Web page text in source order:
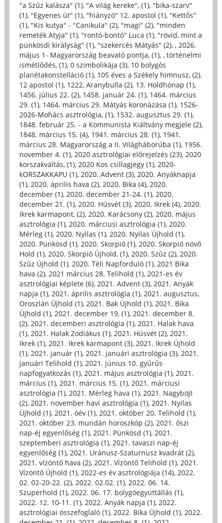
"a Szűz kalásza" (1), "A világ kereke", (1), "bika-szarv"
(1), "Egyenes út" (1), "hiányzó" 12. apostol (1), "Kettős"
(1), "Kis kutya" - "Canikula" (2), "magi" (2), "minden
remeték Atyja" (1), "rontó-bontó" Luca (1), "rövid, mint a
pünkösdi királyság" (1), "szekercés Mátyás" (2), , 2026.
május 1- Magyarország beavató pontja, (1), , történelmi
ismétlődés, (1), 0 szimbolikája (3), 10 bolygós
planétakonstelláció (1), 105 éves a Székely himnusz, (2),
12 apostol (1), 1222, Aranybulla (2), 13. Holdhónap (1),
1456. július 22. (2), 1458. január 24. (1), 1464. március
29. (1), 1464. március 29. Mátyás koronázása (1), 1526-
2026-Mohács asztrológia, (1), 1532. augusztus 29. (1),
1848. február 25. - a Kommunista Kiáltvány megjele (2),
1848. március 15. (4), 1941. március 28. (1), 1941.
március 28. Magyarország a II. Világháborúba (1), 1956.
november 4. (1), 2020 asztrológiai előrejelzés (23), 2020
korszakváltás, (1), 2020 Kos csillagjegy (1), 2020-
kORSZAKKAPU (1), 2020. Advent (3), 2020. Anyáknapja
(1), 2020. április hava (2), 2020. Bika (4), 2020.
december (1), 2020. december 21-24. (1), 2020.
december 21. (1), 2020. Húsvét (3), 2020. Ikrek (4), 2020.
Ikrek karmapont, (2), 2020. Karácsony (2), 2020. május
asztrológia (1), 2020. márciusi asztrológia (1), 2020.
Mérleg (1), 2020. Nyilas (1), 2020. Nyilas Újhold (1),
2020. Pünkösd (1), 2020. Skorpió (1), 2020. Skorpió növő
Hold (1), 2020. Skorpió Újhold, (1), 2020. Szűz (2), 2020.
Szűz Újhold (1), 2020. Téli Napforduló (1), 2021 Bika
hava (2), 2021 március 28. Telihold (1), 2021-es év
asztrológiai képlete (6), 2021. Advent (3), 2021. Anyák
napja (1), 2021. április asztrológia (1), 2021. augusztus,
Oroszlán Újhold (1), 2021. Bak Újhold (1), 2021. Bika
Újhold (1), 2021. december 19, (1), 2021. december 8.
(2), 2021. decemberi asztrológia (1), 2021. Halak hava
(1), 2021. Halak Zodiákus (1), 2021. Húsvét (2), 2021.
Ikrek (1), 2021. Ikrek karmapont (3), 2021. Ikrek Újhold
(1), 2021. január (1), 2021. januári asztrológia (3), 2021.
januári Telihold (1), 2021. június 10. gyűrűs
napfogyatkozás (1), 2021. május asztrológia (1), 2021.
március (1), 2021. március 15. (1), 2021. márciusi
asztrológia (1), 2021. Mérleg hava (1), 2021. Nagyböjt
(2), 2021. november havi asztrológia (1), 2021. Nyilas
Újhold (1), 2021. óév (1), 2021. október 20. Telihold (1),
2021. október 23. mundán horoszkóp (2), 2021. őszi
nap-éj egyenlőség (1), 2021. Pünkösd (1), 2021.
szeptemberi asztrológia (1), 2021. tavaszi nap-éj
egyenlőség (1), 2021. Uránusz-Szaturnusz kvadrát (2),
2021. vízöntő hava (2), 2021. Vízöntő Telihold (1), 2021.
Vízöntő Újhold (1), 2022-es év asztrológiája (14), 2022.
02. 02-20-22. (2), 2022. 02.02. (1), 2022. 06. 14.
Szuperhold (1), 2022. 06. 17. bolygóegyüttállás (1),
2022. 12. 10-11. (1), 2022. Anyák napja (1), 2022.
asztrológiai összefoglaló (1), 2022. Bika Újhold (1), 2022.